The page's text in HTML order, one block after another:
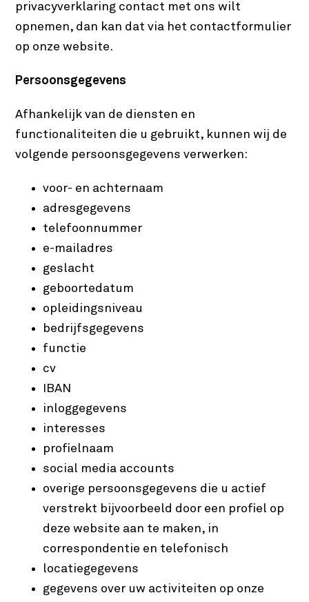
privacyverklaring contact met ons wilt
opnemen, dan kan dat via het contactformulier
op onze website.
Persoonsgegevens
Afhankelijk van de diensten en
functionaliteiten die u gebruikt, kunnen wij de
volgende persoonsgegevens verwerken:
voor- en achternaam
adresgegevens
telefoonnummer
e-mailadres
geslacht
geboortedatum
opleidingsniveau
bedrijfsgegevens
functie
cv
IBAN
inloggegevens
interesses
profielnaam
social media accounts
overige persoonsgegevens die u actief
verstrekt bijvoorbeeld door een profiel op
deze website aan te maken, in
correspondentie en telefonisch
locatiegegevens
gegevens over uw activiteiten op onze